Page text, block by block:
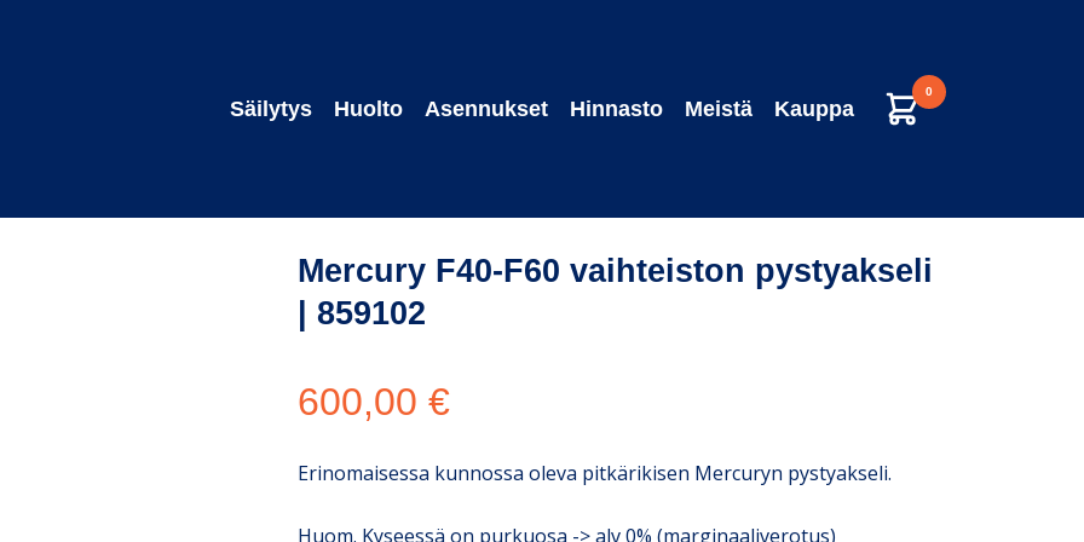
Säilytys Huolto Asennukset Hinnasto Meistä Kauppa
0
Mercury F40-F60 vaihteiston pystyakseli
| 859102
600,00 €
Erinomaisessa kunnossa oleva pitkärikisen Mercuryn pystyakseli.
Huom. Kyseessä on purkuosa -> alv 0% (marginaaliverotus)